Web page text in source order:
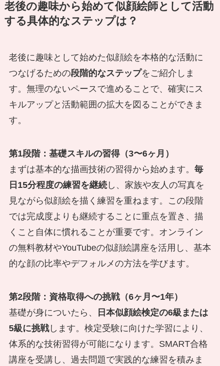
老後の趣味から始めて似顔絵師として活動
する具体的なステップは？
老後に趣味として始めた似顔絵を本格的な活動に
つなげるための段階的なステップをご紹介しま
す。無理のないペースで進めることで、確実にス
キルアップと活動範囲の拡大を図ることができま
す。
第1段階：基礎スキルの習得（3〜6ヶ月）
まずは基本的な描画技術の習得から始めます。 毎
日15分程度の練習を継続し、家族や友人の写真を
見ながら似顔絵を描く練習を重ねます。この段階
では完成度よりも継続することに重点を置き、描
くこと自体に慣れることが重要です。オンライン
の無料教材やYouTubeの似顔絵講座を活用し、基本
的な顔の比率やデフォルメの方法を学びます。
第2段階：資格取得への挑戦（6ヶ月〜1年）
基礎が身についたら、
日本似顔絵検定の6級または
5級に挑戦します。検定受験に向けた学習により、
体系的な技術習得が可能になります。SMART合格
講座を受講し、過去問題で実践的な練習を積みま